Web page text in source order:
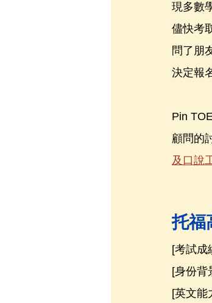
現多數
儘快考
問了朋
決定報
Pin
顧問的
及口說
托福
[考試成
[身份背
[英文能